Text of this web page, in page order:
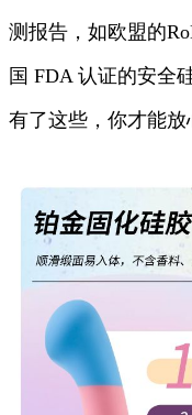
测报告，如欧盟的
国 FDA 认证的安全
有了这些，你才能放